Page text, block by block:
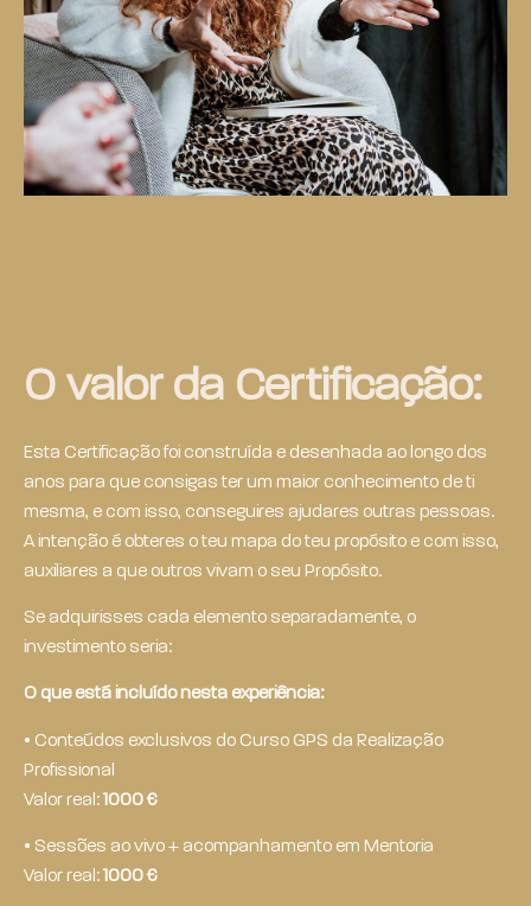
O valor da Certificação:
Esta Certificação foi construída e desenhada ao longo dos
anos para que consigas ter um maior conhecimento de ti
mesma, e com isso, conseguires ajudares outras pessoas.
A intenção é obteres o teu mapa do teu propósito e com isso,
auxiliares a que outros vivam o seu Propósito.
Se adquirisses cada elemento separadamente, o
investimento seria:
O que está incluído nesta experiência:
• Conteúdos exclusivos do Curso GPS da Realização
Profissional
Valor real: 1000 €
• Sessões ao vivo + acompanhamento em Mentoria
Valor real: 1000 €